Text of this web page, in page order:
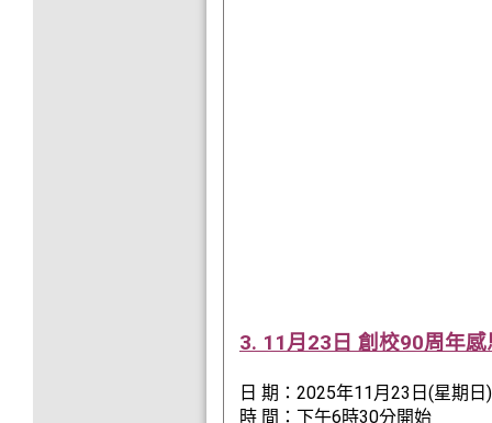
3. 11月23日 創校90周年感
日 期：2025年11月23日(星期日)
時 間：下午6時30分開始